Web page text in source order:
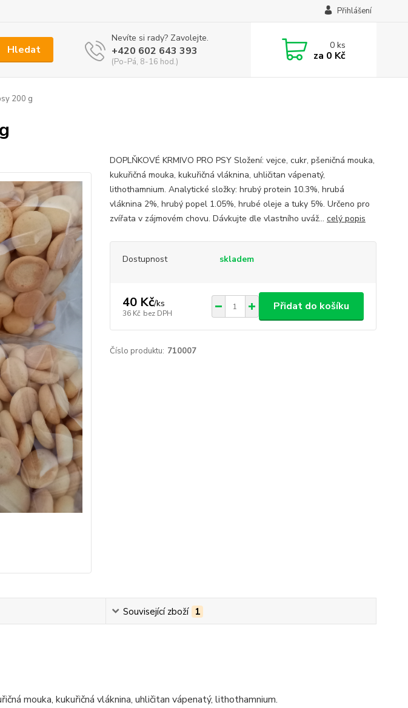
Přihlášení
Hledat
Nevíte si rady? Zavolejte.
+420 602 643 393
(Po-Pá, 8-16 hod.)
0ks
za 0 Kč
200 g
DOPLŇKOVÉ KRMIVO PRO PSY Složení: vejce, cukr, pšeničná mouka,
kukuřičná mouka, kukuřičná vláknina, uhličitan vápenatý,
lithothamnium. Analytické složky: hrubý protein 10.3%, hrubá
vláknina 2%, hrubý popel 1.05%, hrubé oleje a tuky 5%. Určeno pro
zvířata v zájmovém chovu. Dávkujte dle vlastního uváž... celý popis
Dostupnost skladem
40 Kč/ks
36 Kč bez DPH
Přidat do košíku
Číslo produktu: 710007
Související zboží 1
mouka, kukuřičná vláknina, uhličitan vápenatý, lithothamnium.